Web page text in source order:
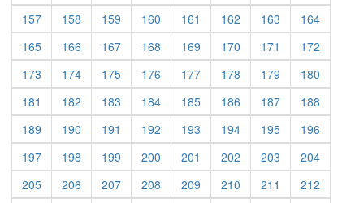
157
158 159 160 161 162 163
164
165
166 167 168 169 170 171
172
173
174 175 176 177 178 179
180
181
182 183 184 185 186 187
188
189
190 191 192 193 194 195
196
197
198 199 200 201 202 203
204
205
206 207 208 209 210 211
212